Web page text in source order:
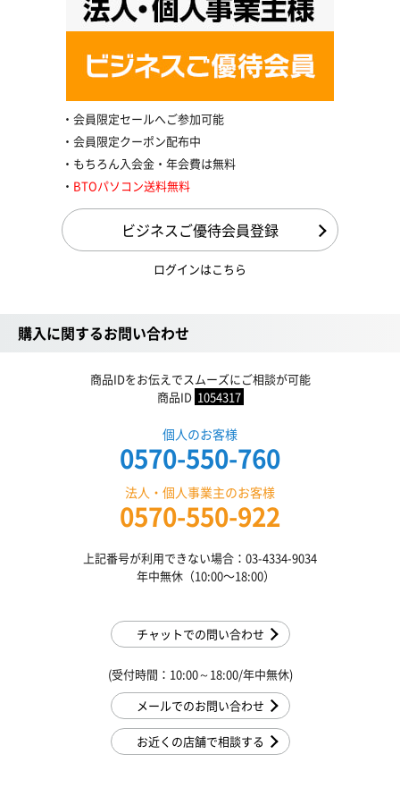
会員限定セールへご参加可能
会員限定クーポン配布中
もちろん入会金・年会費は無料
BTOパソコン送料無料
ビジネスご優待会員登録
ログインはこちら
購入に関するお問い合わせ
商品IDをお伝えでスムーズにご相談が可能
商品ID 1054317
個人のお客様
0570-550-760
法人・個人事業主のお客様
0570-550-922
上記番号が利用できない場合：03-4334-9034
年中無休（10:00〜18:00）
チャットでの問い合わせ
(受付時間：10:00～18:00/年中無休)
メールでのお問い合わせ
お近くの店舗で相談する